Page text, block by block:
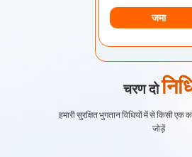
जमा
चरण दो
हमारी सुरक्षित भुगतान विधियों में से किसी एक
जोड़ें